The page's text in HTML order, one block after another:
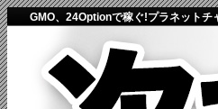
GMO、24Optionで稼ぐ!プラネットチ